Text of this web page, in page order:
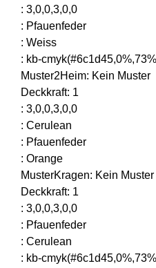
: 3,0,0,3,0,0
: Pfauenfeder
: Weiss
: kb-
Muster2Heim: Kein Muster
Deckkraft: 1
: 3,0,0,3,0,0
: Cerulean
: Pfauenfeder
: Orange
MusterKragen: Kein Muster
Deckkraft: 1
: 3,0,0,3,0,0
: Pfauenfeder
: Cerulean
: kb-